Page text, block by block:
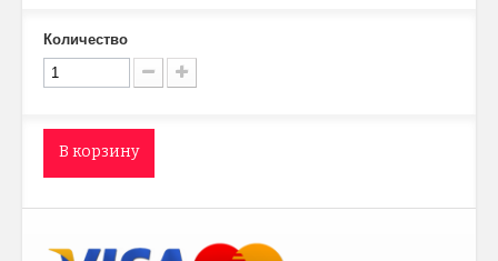
Количество
В корзину